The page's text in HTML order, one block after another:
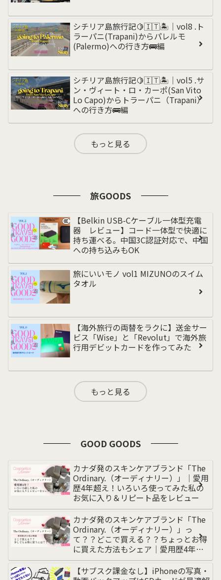
シチリア島旅行記🍋🇮🇹🏝️｜vol8 .ト
ラーパニ(Trapani)からパレルモ
(Palermo)への行き方🚌編
シチリア島旅行記🍋🇮🇹🏝️｜vol5 .サ
ン・ヴィート・ロ・カーポ(San Vito
Lo Capo)からトラーパニ（Trapani）
への行き方🚌編
もっと見る
旅GOODS
【Belkin USB-Cケーブル一体型充電
器 レビュー】コード一体型で快適に
持ち運べる。中国3C認証対応で、中国
への持ち込みもOK
旅にいいモノ vol1 MIZUNOのスイム
タオル
【海外旅行の両替をラクに】送金サー
ビス「Wise」と「Revolut」で海外旅
行用デビットカードを作ってみた
もっと見る
GOOD GOODS
カナダ発のスキンケアブランド「The
Ordinary.（オーディナリー）」｜愛用
歴4年超え！いろいろ使ってみた私の
お気に入り＆リピート品をレビュー
カナダ発のスキンケアブランド「The
Ordinary.（オーディナリー）」っ
て？？どこで買える？？ちょっとお得
に買えた方法もシェア｜愛用歴4年超
えの私が解説
【サブスク課金なし】iPhoneの写真・